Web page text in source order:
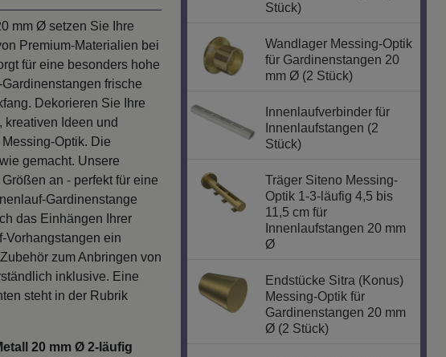
mm Ø setzen Sie Ihre
Premium-Materialien bei
für eine besonders hohe
frische
Dekorieren Sie Ihre
kreativen Ideen und
Optik. Die
gemacht. Unsere
an - perfekt für eine
Gardinenstange
das Einhängen Ihrer
Vorhangstangen ein
zum Anbringen von
inklusive. Eine
steht in der Rubrik
20 mm Ø 2-läufig
Stück)
Wandlager Messing-Optik
für Gardinenstangen 20
mm Ø (2 Stück)
Innenlaufverbinder für
Innenlaufstangen (2
Stück)
Träger Siteno Messing-
Optik 1-3-läufig 4,5 bis
11,5 cm für
Innenlaufstangen 20 mm
Ø
Endstücke Sitra (Konus)
Messing-Optik für
Gardinenstangen 20 mm
Ø (2 Stück)